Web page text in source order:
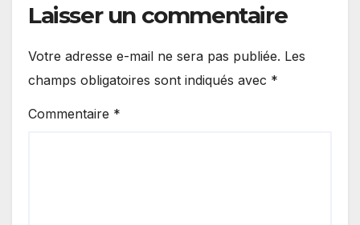
Laisser un commentaire
Votre adresse e-mail ne sera pas publiée. Les
champs obligatoires sont indiqués avec *
Commentaire *